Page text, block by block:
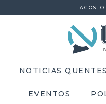
NOTICIAS QUENTES
EVENTOS